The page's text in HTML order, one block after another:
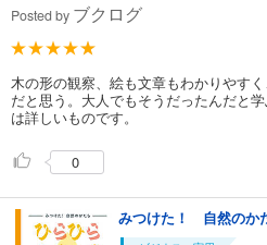
Posted by ブクログ
木の形の観察、絵も文章もわかりやす
だと思う。大人でもそうだったんだと
は詳しいものです。
0